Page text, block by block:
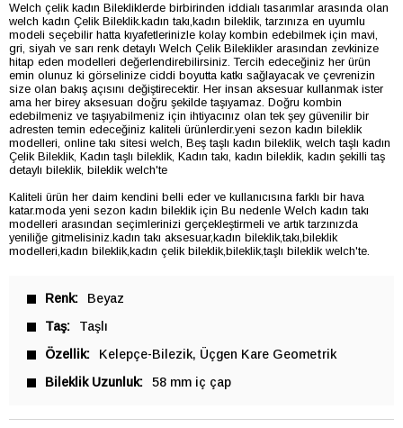
Welch çelik kadın Bilekliklerde birbirinden iddialı tasarımlar arasında olan
welch kadın Çelik Bileklik.kadın takı,kadın bileklik, tarzınıza en uyumlu
modeli seçebilir hatta kıyafetlerinizle kolay kombin edebilmek için mavi,
gri, siyah ve sarı renk detaylı Welch Çelik Bileklikler arasından zevkinize
hitap eden modelleri değerlendirebilirsiniz. Tercih edeceğiniz her ürün
emin olunuz ki görselinize ciddi boyutta katkı sağlayacak ve çevrenizin
size olan bakış açısını değiştirecektir. Her insan aksesuar kullanmak ister
ama her birey aksesuarı doğru şekilde taşıyamaz. Doğru kombin
edebilmeniz ve taşıyabilmeniz için ihtiyacınız olan tek şey güvenilir bir
adresten temin edeceğiniz kaliteli ürünlerdir.yeni sezon kadın bileklik
modelleri, online takı sitesi welch, Beş taşlı kadın bileklik, welch taşlı kadın
Çelik Bileklik, Kadın taşlı bileklik, Kadın takı, kadın bileklik, kadın şekilli taş
detaylı bileklik, bileklik welch'te
Kaliteli ürün her daim kendini belli eder ve kullanıcısına farklı bir hava
katar.moda yeni sezon kadın bileklik için Bu nedenle Welch kadın takı
modelleri arasından seçimlerinizi gerçekleştirmeli ve artık tarzınızda
yeniliğe gitmelisiniz.kadın takı aksesuar,kadın bileklik,takı,bileklik
modelleri,kadın bileklik,kadın çelik bileklik,bileklik,taşlı bileklik welch'te.
Renk
Beyaz
Taş
Taşlı
Özellik
Kelepçe-Bilezik Üçgen Kare Geometrik
Bileklik Uzunluk
58 mm iç çap